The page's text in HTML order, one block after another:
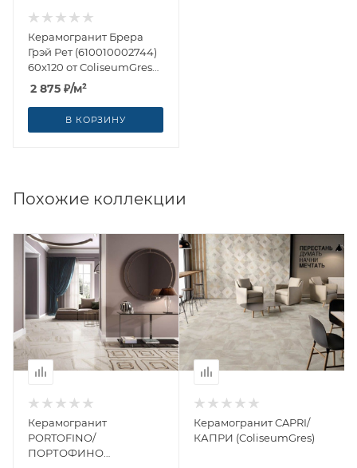
Керамогранит Брера
Грэй Рет (610010002744)
60x120 от ColiseumGres
(Россия)
2 875 ₽/м²
В КОРЗИНУ
Похожие коллекции
Керамогранит
PORTOFINO/
ПОРТОФИНО
Керамогранит CAPRI/
КАПРИ (ColiseumGres)